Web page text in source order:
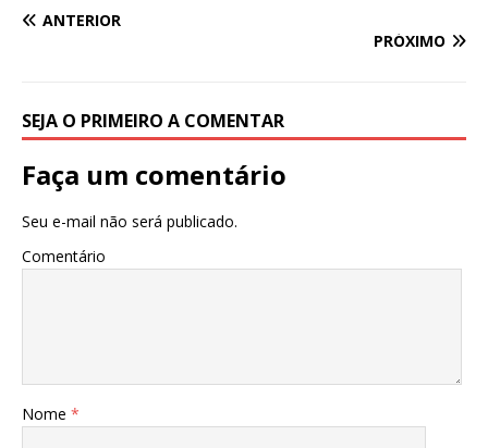
ANTERIOR
PRÓXIMO
SEJA O PRIMEIRO A COMENTAR
Faça um comentário
Seu e-mail não será publicado.
Comentário
Nome *